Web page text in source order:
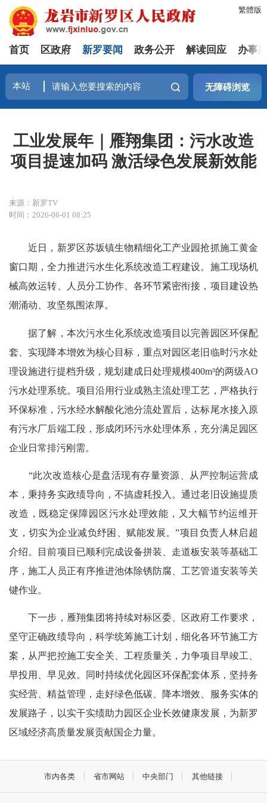
繁體版
首页 区政府 新罗要闻 政务公开 解读回应 办事
无障碍浏览
工业发展年｜雁翔集团：污水改造
项目提速加码 激活绿色发展新效能
来源：新罗TV
时间：2026-06-01 08:25
近日，新罗区苏坂镇生物精细化工产业园抢抓施工黄金
窗口期，全力推进污水生化系统改造工程建设。施工现场机
械高效运转、人员分工协作、各环节紧密衔接，项目建设热
潮涌动、攻坚氛围浓厚。
据了解，本次污水生化系统改造项目以完善园区环保配
套、实现降本增效为核心目标，重点对园区老旧临时污水处
理设施进行提档升级，规划建成日处理规模400m³的两级AO
污水处理系统。项目沿用行业成熟主流处理工艺，严格执行
环保标准，污水经水解酸化池分流处置后，达标尾水接入原
有污水厂后端工段，形成闭环污水处理体系，充分满足园区
企业日常排污刚需。
“此次改造核心是盘活现有存量资源、从严控制运营成
本，秉持务实政绩导向，不搞虚耗投入。通过老旧设施提质
改造，既稳定保障园区污水处理效能，又大幅节约运维开
支，切实为企业减负纾困、赋能发展。”项目负责人林启超
介绍。目前项目已顺利完成设备拼装、走道板安装等基础工
序，施工人员正有序推进池体除锈防腐、工艺管道安装等关
键作业。
下一步，雁翔集团将持续对标区委、区政府工作要求，
坚守正确政绩导向，科学统筹施工计划，细化各环节施工方
案，从严把控施工安全关、工程质量关，力争项目早竣工、
早投用、早见效。同时持续优化园区环保配套体系，坚持务
实经营、精益管理，走好绿色低碳、降本增效、服务实体的
发展路子，以实干实绩助力园区企业长效健康发展，为新罗
区域经济高质量发展贡献国企力量。
市内各类 省市网站 中央部门 其他链接